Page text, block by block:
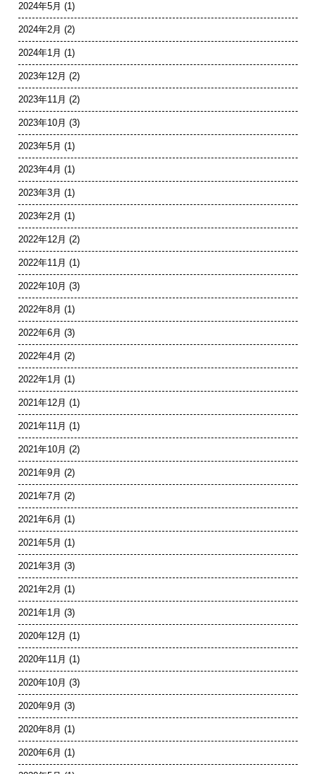
2024年5月 (1)
2024年2月 (2)
2024年1月 (1)
2023年12月 (2)
2023年11月 (2)
2023年10月 (3)
2023年5月 (1)
2023年4月 (1)
2023年3月 (1)
2023年2月 (1)
2022年12月 (2)
2022年11月 (1)
2022年10月 (3)
2022年8月 (1)
2022年6月 (3)
2022年4月 (2)
2022年1月 (1)
2021年12月 (1)
2021年11月 (1)
2021年10月 (2)
2021年9月 (2)
2021年7月 (2)
2021年6月 (1)
2021年5月 (1)
2021年3月 (3)
2021年2月 (1)
2021年1月 (3)
2020年12月 (1)
2020年11月 (1)
2020年10月 (3)
2020年9月 (3)
2020年8月 (1)
2020年6月 (1)